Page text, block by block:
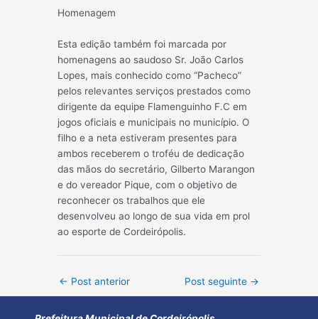
Homenagem
Esta edição também foi marcada por
homenagens ao saudoso Sr. João Carlos
Lopes, mais conhecido como “Pacheco”
pelos relevantes serviços prestados como
dirigente da equipe Flamenguinho F.C em
jogos oficiais e municipais no município. O
filho e a neta estiveram presentes para
ambos receberem o troféu de dedicação
das mãos do secretário, Gilberto Marangon
e do vereador Pique, com o objetivo de
reconhecer os trabalhos que ele
desenvolveu ao longo de sua vida em prol
ao esporte de Cordeirópolis.
Post
← Post anterior Post seguinte →